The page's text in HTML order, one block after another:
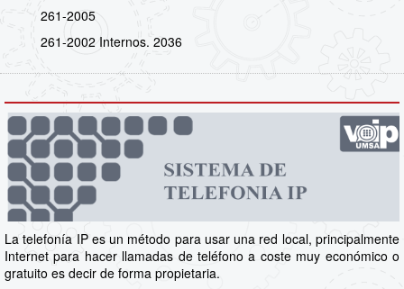
261-2005
261-2002 Internos. 2036
La telefonía IP es un método para usar una red local, principalmente
Internet para hacer llamadas de teléfono a coste muy económico o
gratuito es decir de forma propietaria.